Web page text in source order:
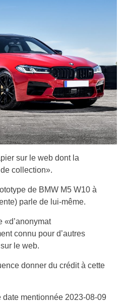
sur le web dont la
collection».
de BMW M5 W10 à
parle de lui-même.
«d’anonymat
connu pour d’autres
le web.
donner du crédit à cette
date mentionnée 2023-08-09